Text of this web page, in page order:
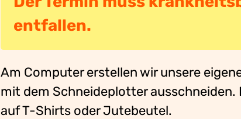
entfallen.
Am Computer erstellen wir unsere
mit dem Schneideplotter ausschneiden.
auf T-Shirts oder Jutebeutel.